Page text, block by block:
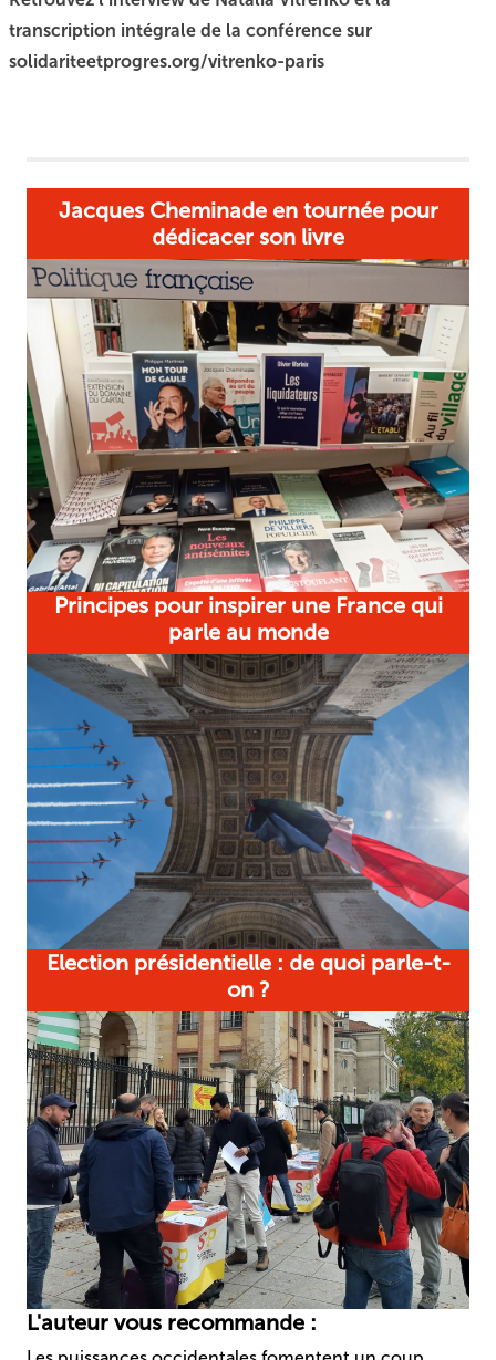
transcription intégrale de la conférence sur
solidariteetprogres.org/vitrenko-paris
Jacques Cheminade en tournée pour
dédicacer son livre
Principes pour inspirer une France qui
parle au monde
Election présidentielle : de quoi parle-t-
on ?
L'auteur vous recommande :